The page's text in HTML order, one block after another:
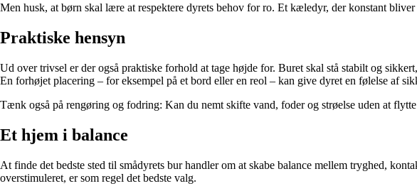
Men husk, at børn skal lære at respektere dyrets behov for ro. Et kæledyr, der konstant
Praktiske hensyn
Ud over trivsel er der også praktiske forhold at tage højde for. Buret skal stå stabilt og
En forhøjet placering – for eksempel på et bord eller en reol – kan give dyret en følelse af
Tænk også på rengøring og fodring: Kan du nemt skifte vand, foder og strøelse uden at
Et hjem i balance
At finde det bedste sted til smådyrets bur handler om at skabe balance mellem tryghed,
overstimuleret, er som regel det bedste valg.